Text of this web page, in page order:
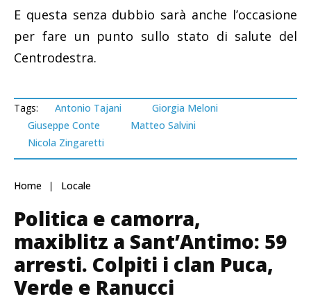
E questa senza dubbio sarà anche l’occasione
per fare un punto sullo stato di salute del
Centrodestra.
Tags: Antonio Tajani
Giorgia Meloni
Giuseppe Conte
Matteo Salvini
Nicola Zingaretti
Home Locale
Politica e camorra,
maxiblitz a Sant’Antimo: 59
arresti. Colpiti i clan Puca,
Verde e Ranucci